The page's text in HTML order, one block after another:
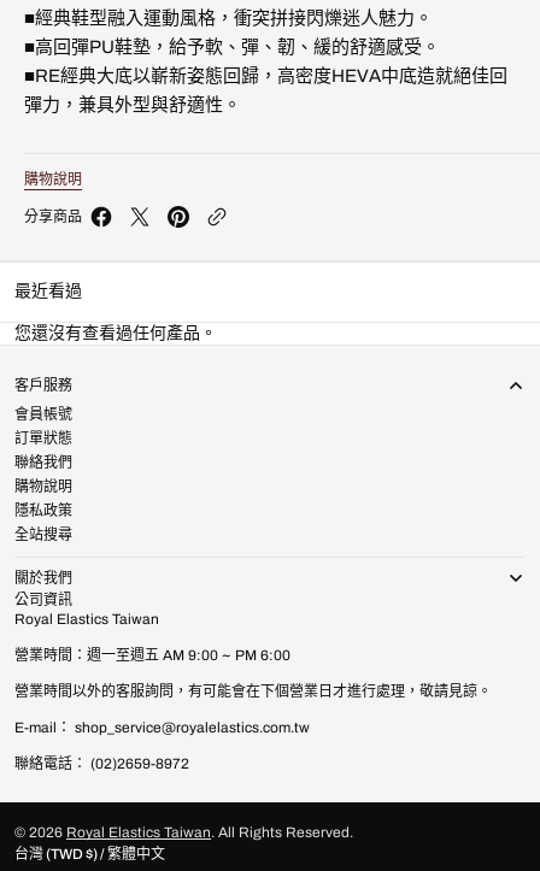
量
量
■經典鞋型融入運動風格，衝突拼接閃爍迷人魅力。
■高回彈PU鞋墊，給予軟、彈、韌、緩的舒適感受。
■RE經典大底以嶄新姿態回歸，高密度HEVA中底造就絕佳回
彈力，兼具外型與舒適性。
購物說明
分享商品
最近看過
您還沒有查看過任何產品。
客戶服務
會員帳號
訂單狀態
聯絡我們
購物說明
隱私政策
全站搜尋
關於我們
公司資訊
Royal Elastics Taiwan
營業時間：週一至週五 AM 9:00 ~ PM 6:00
營業時間以外的客服詢問，有可能會在下個營業日才進行處理，敬請見諒。
E-mail： shop_service@royalelastics.com.tw
聯絡電話： (02)2659-8972
© 2026 Royal Elastics Taiwan. All Rights Reserved.
台灣 (TWD $) / 繁體中文